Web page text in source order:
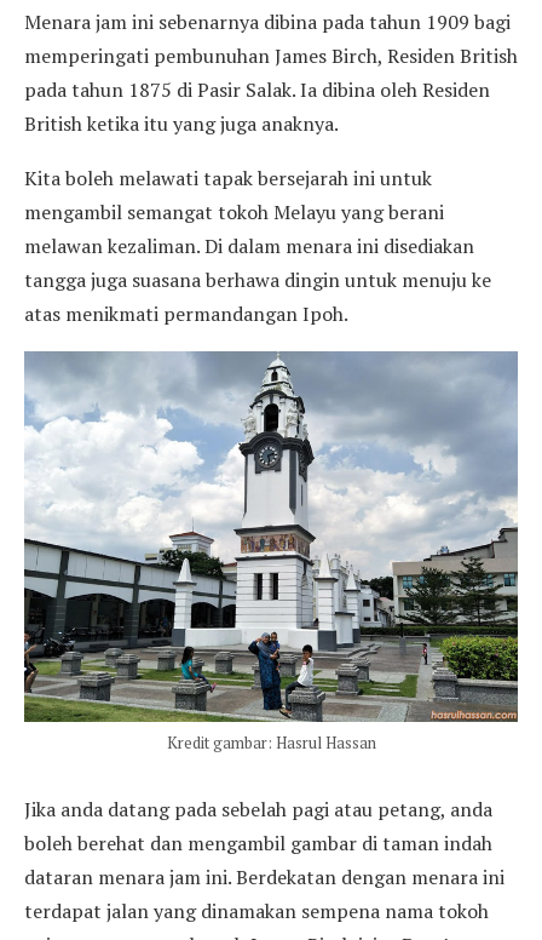
Menara jam ini sebenarnya dibina pada tahun 1909 bagi
memperingati pembunuhan James Birch, Residen British
pada tahun 1875 di Pasir Salak. Ia dibina oleh Residen
British ketika itu yang juga anaknya.
Kita boleh melawati tapak bersejarah ini untuk
mengambil semangat tokoh Melayu yang berani
melawan kezaliman. Di dalam menara ini disediakan
tangga juga suasana berhawa dingin untuk menuju ke
atas menikmati permandangan Ipoh.
Kredit gambar: Hasrul Hassan
Jika anda datang pada sebelah pagi atau petang, anda
boleh berehat dan mengambil gambar di taman indah
dataran menara jam ini. Berdekatan dengan menara ini
terdapat jalan yang dinamakan sempena nama tokoh